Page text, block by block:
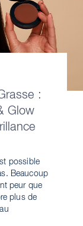
:
Glow
possible
Beaucoup
peur que
plus de